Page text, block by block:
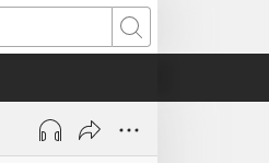
Поиск